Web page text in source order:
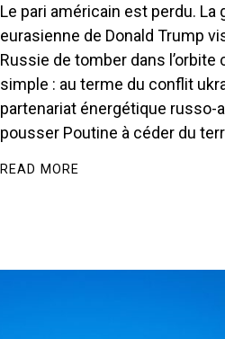
Le pari américain est perdu. La
eurasienne de Donald Trump
Russie de tomber dans l’orbite
simple : au terme du conflit
partenariat énergétique russo-
pousser Poutine à céder du
READ MORE